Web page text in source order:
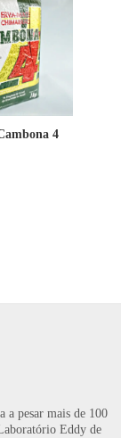
4
a pesar mais de 100
Eddy de